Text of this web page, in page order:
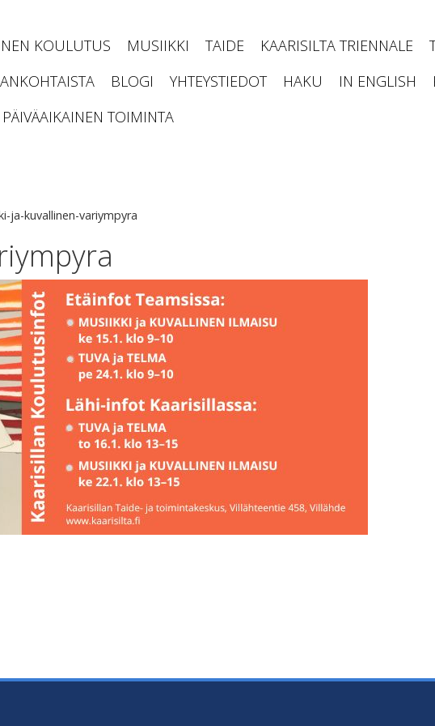
KOULUTUS MUSIIKKI TAIDE KAARISILTA TRIENNALE
BLOGI YHTEYSTIEDOT HAKU IN ENGLISH
PÄIVÄAIKAINEN TOIMINTA
ja-kuvallinen-variympyra